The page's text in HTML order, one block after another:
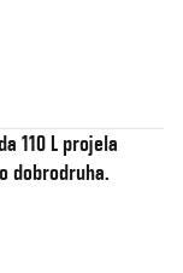
110 L projela
dobrodruha.